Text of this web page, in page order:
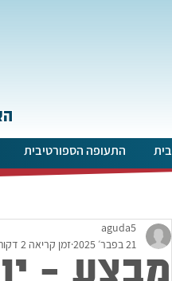
בית התעופה הספורטיבית
aguda5
21 בפבר׳ 2025
זמן קריאה 2 דקות